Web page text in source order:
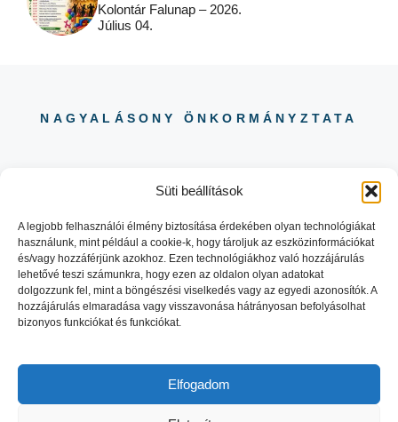
Süti beállítások
A legjobb felhasználói élmény biztosítása érdekében olyan technológiákat
használunk, mint például a cookie-k, hogy tároljuk az eszközinformációkat
és/vagy hozzáférjünk azokhoz. Ezen technológiákhoz való hozzájárulás
lehetővé teszi számunkra, hogy ezen az oldalon olyan adatokat
dolgozzunk fel, mint a böngészési viselkedés vagy az egyedi azonosítók. A
hozzájárulás elmaradása vagy visszavonása hátrányosan befolyásolhat
bizonyos funkciókat és funkciókat.
Elfogadom
Kolontár Falunap – 2026.
Július 04.
NAGYALÁSONY ÖNKORMÁNYZTATA
06 88 504 730
8484 NAGYALÁSONY KOSSUTH
LAJOS UTCA 29.